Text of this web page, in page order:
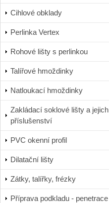
Cihlové obklady
Perlinka Vertex
Rohové lišty s perlinkou
Talířové hmoždinky
Natloukací hmoždinky
Zakládací soklové lišty a jejich
příslušenství
PVC okenní profil
Dilatační lišty
Zátky, talířky, frézky
Příprava podkladu - penetrace